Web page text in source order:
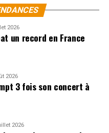
2026
un record en France
2026
3 fois son concert à
2026